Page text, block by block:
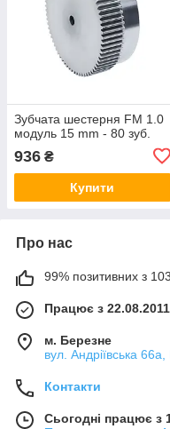
Зубчата шестерня FM 1.0
модуль 15 mm - 80 зуб.
936 ₴
Купити
Про нас
99% позитивних з
Працює з 22.08.2011
м. Березне
вул. Андріївська
Контакти
Сьогодні працює з